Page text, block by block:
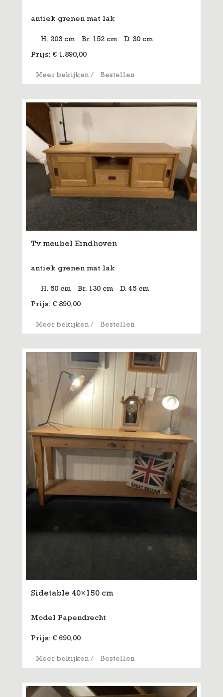
antiek grenen mat lak
H. 203 cm Br. 152 cm D. 30 cm
Prijs: € 1.890,00
Meer bekijken/ Bestellen
Tv meubel Eindhoven
antiek grenen mat lak
H. 50 cm Br. 130 cm D. 45 cm
Prijs: € 890,00
Meer bekijken/ Bestellen
Sidetable 40×150 cm
Model Papendrecht
Prijs: € 690,00
Meer bekijken/ Bestellen